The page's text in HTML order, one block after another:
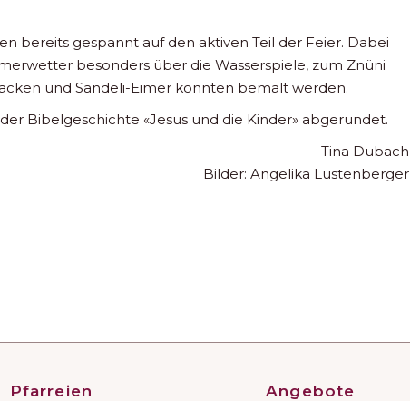
bereits gespannt auf den aktiven Teil der Feier. Dabei
besonders über die Wasserspiele, zum Znüni
und Sändeli-Eimer konnten bemalt werden.
Bibelgeschichte «Jesus und die Kinder» abgerundet.
Tina Dubach
Bilder: Angelika Lustenberger
Pfarreien Angebote